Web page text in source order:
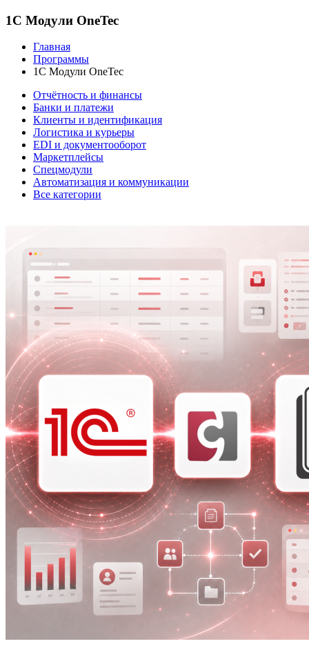
1C Модули OneTec
Главная
Программы
1C Модули OneTec
Отчётность и финансы
Банки и платежи
Клиенты и идентификация
Логистика и курьеры
EDI и документооборот
Маркетплейсы
Спецмодули
Автоматизация и коммуникации
Все категории